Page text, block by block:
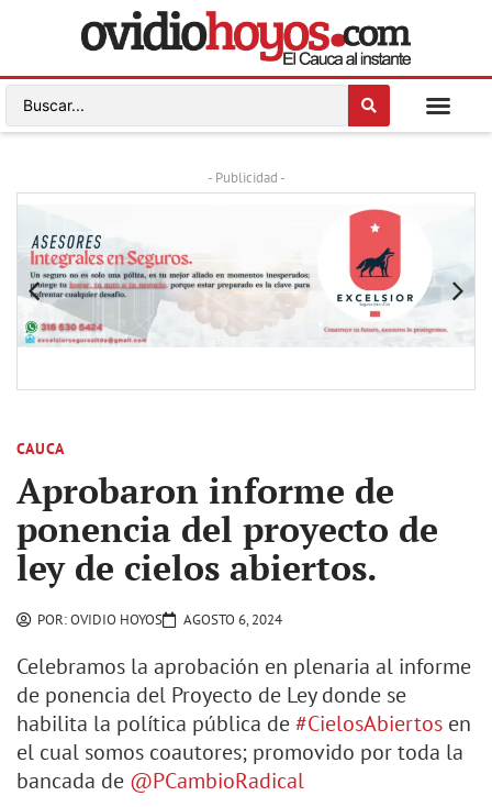
- Publicidad -
CAUCA
Aprobaron informe de
ponencia del proyecto de
ley de cielos abiertos.
POR:OVIDIO HOYOS AGOSTO 6, 2024
Celebramos la aprobación en plenaria al informe
de ponencia del Proyecto de Ley donde se
habilita la política pública de#CielosAbiertos en
el cual somos coautores; promovido por toda la
bancada de @PCambioRadical